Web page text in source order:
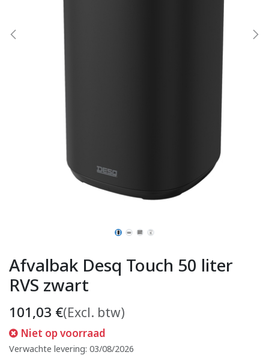
Afvalbak Desq Touch 50 liter
RVS zwart
101,03 €(Excl. btw)
Niet op voorraad
Verwachte levering: 03/08/2026